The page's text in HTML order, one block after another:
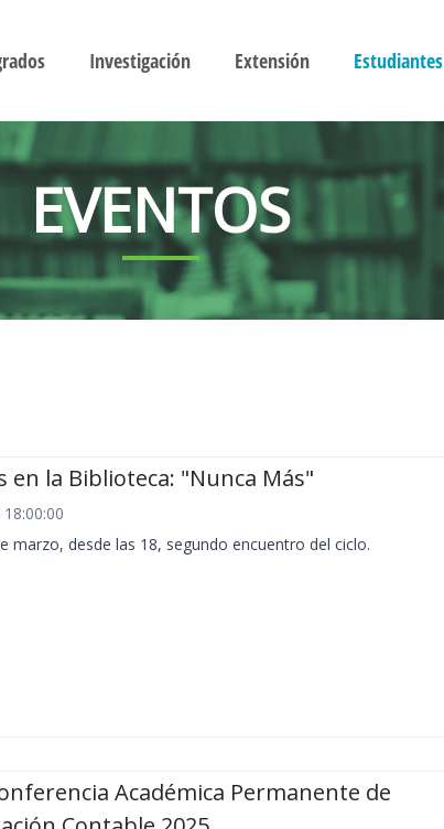
Investigación Extensión Estudiantes
EVENTOS
en la Biblioteca: "Nunca Más"
marzo, desde las 18, segundo encuentro del ciclo.
Académica Permanente de